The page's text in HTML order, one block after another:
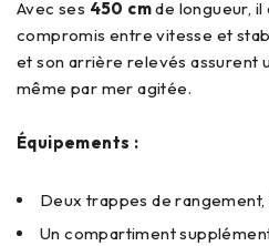
Avec ses 450 cmde longueur,
compromis entre vitesse et
et son arrière relevés assurent
même par mer agitée.
Équipements :
Deux trappes de rangement,
Un compartiment